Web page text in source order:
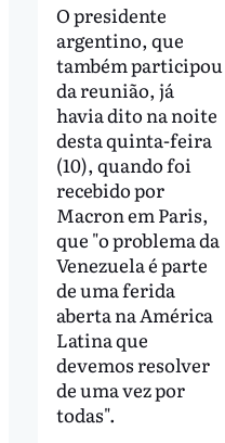
O presidente
argentino, que
também participou
da reunião, já
havia dito na noite
desta quinta-feira
(10), quando foi
recebido por
Macron em Paris,
que "o problema da
Venezuela é parte
de uma ferida
aberta na América
Latina que
devemos resolver
de uma vez por
todas".